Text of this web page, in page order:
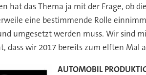
hat das Thema ja mit der Frage, ob
eine bestimmende Rolle
umgesetzt werden muss. Wir sind
dass wir 2017 bereits zum elften Mal
AUTOMOBIL